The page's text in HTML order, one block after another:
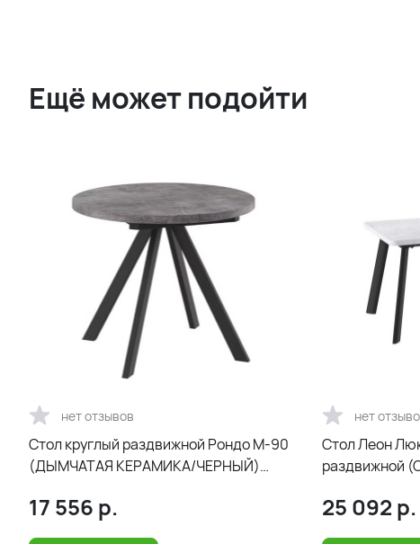
Ещё может подойти
нет отзывов
Стол круглый раздвижной Рондо М-90
(ДЫМЧАТАЯ КЕРАМИКА/ЧЕРНЫЙ)
17 556 р.
нет
Cтол Леон
раздвижной
25 092 р.